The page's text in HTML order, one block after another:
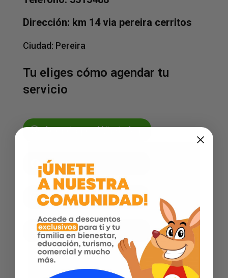
Dirección: km 14 via pereira cerritos
Ciudad: Pereira
Tu eliges cómo agendar tu
servicio
Agenda por WhatsApp
Facebook
Instagram
Página web